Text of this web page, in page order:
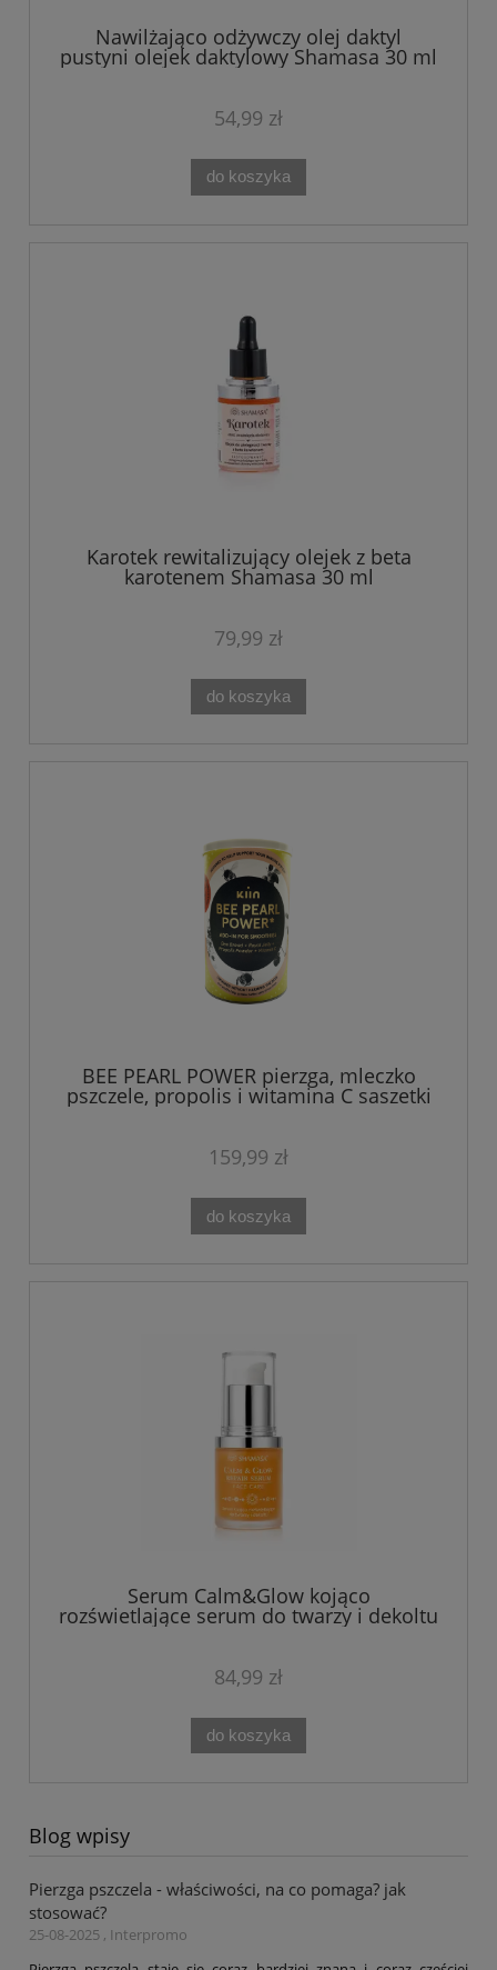
Nawilżająco odżywczy olej daktyl
pustyni olejek daktylowy Shamasa 30 ml
54,99 zł
do koszyka
Karotek rewitalizujący olejek z beta
karotenem Shamasa 30 ml
79,99 zł
do koszyka
BEE PEARL POWER pierzga, mleczko
pszczele, propolis i witamina C saszetki
suplement (30 szt.)
159,99 zł
do koszyka
Serum Calm&Glow kojąco
rozświetlające serum do twarzy i dekoltu
84,99 zł
do koszyka
Blog wpisy
Pierzga pszczela - właściwości, na co pomaga? jak
stosować?
25-08-2025 , Interpromo